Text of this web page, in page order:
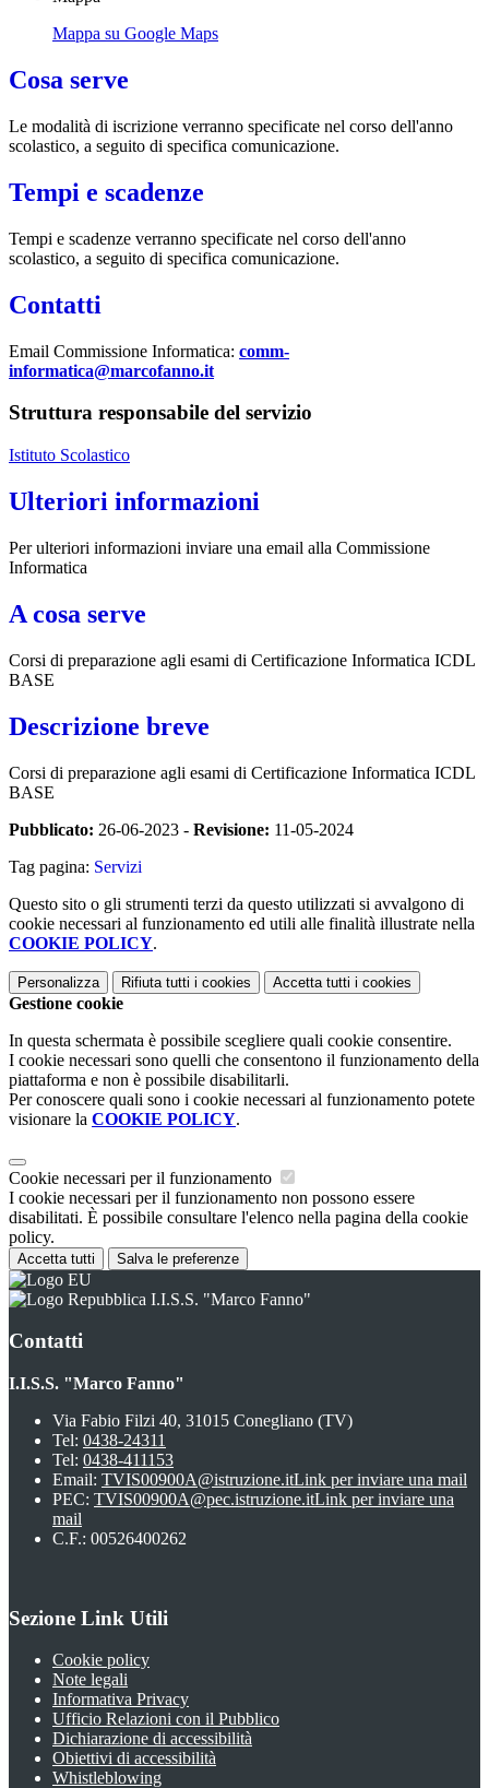
Mappa su Google Maps
Cosa serve
Le modalità di iscrizione verranno specificate nel corso dell'anno
scolastico, a seguito di specifica comunicazione.
Tempi e scadenze
Tempi e scadenze verranno specificate nel corso dell'anno
scolastico, a seguito di specifica comunicazione.
Contatti
Email Commissione Informatica: comm-
informatica@marcofanno.it
Struttura responsabile del servizio
Istituto Scolastico
Ulteriori informazioni
Per ulteriori informazioni inviare una email alla Commissione
Informatica
A cosa serve
Corsi di preparazione agli esami di Certificazione Informatica ICDL
BASE
Descrizione breve
Corsi di preparazione agli esami di Certificazione Informatica ICDL
BASE
Pubblicato: 26-06-2023 - Revisione: 11-05-2024
Tag pagina: Servizi
Questo sito o gli strumenti terzi da questo utilizzati si avvalgono di
cookie necessari al funzionamento ed utili alle finalità illustrate nella
COOKIE POLICY.
Personalizza Rifiuta tutti i cookies Accetta tutti i cookies
Gestione cookie
In questa schermata è possibile scegliere quali cookie consentire.
I cookie necessari sono quelli che consentono il funzionamento della
piattaforma e non è possibile disabilitarli.
Per conoscere quali sono i cookie necessari al funzionamento potete
visionare la COOKIE POLICY.
Cookie necessari per il funzionamento
I cookie necessari per il funzionamento non possono essere
disabilitati. È possibile consultare l'elenco nella pagina della cookie
policy.
Accetta tutti Salva le preferenze
I.I.S.S. "Marco Fanno"
Contatti
I.I.S.S. "Marco Fanno"
Via Fabio Filzi 40, 31015 Conegliano (TV)
Tel: 0438-24311
Tel: 0438-411153
Email: TVIS00900A@istruzione.itLink per inviare una mail
PEC: TVIS00900A@pec.istruzione.itLink per inviare una
mail
C.F.: 00526400262
Sezione Link Utili
Cookie policy
Note legali
Informativa Privacy
Ufficio Relazioni con il Pubblico
Dichiarazione di accessibilità
Obiettivi di accessibilità
Whistleblowing